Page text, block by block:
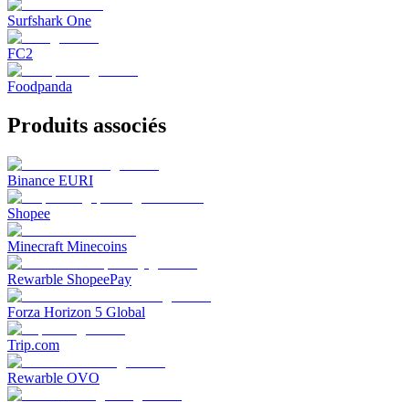
Surfshark One
FC2
Foodpanda
Produits associés
Binance EURI
Shopee
Minecraft Minecoins
Rewarble ShopeePay
Forza Horizon 5 Global
Trip.com
Rewarble OVO